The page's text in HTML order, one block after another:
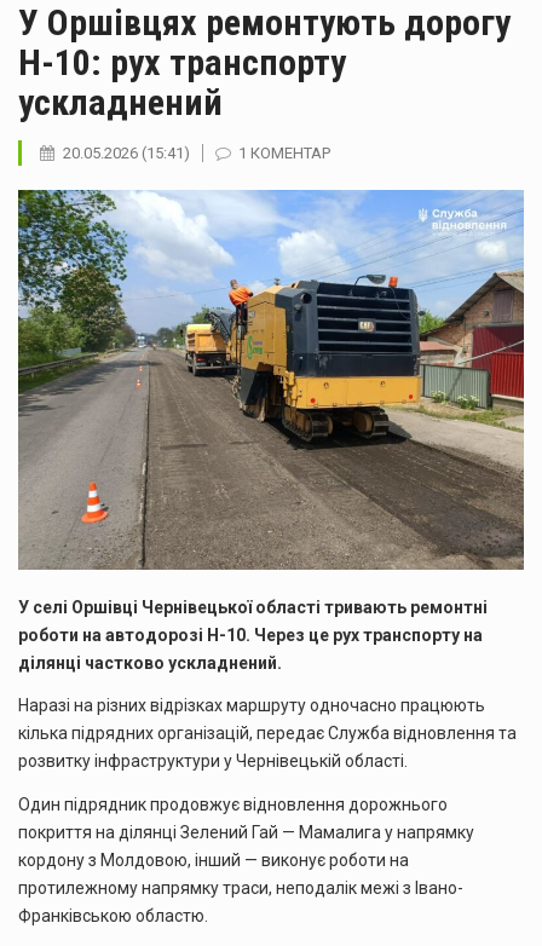
У Оршівцях ремонтують дорогу
Н-10: рух транспорту
ускладнений
20.05.2026 (15:41) 1 КОМЕНТАР
У селі Оршівці Чернівецької області тривають ремонтні
роботи на автодорозі Н-10. Через це рух транспорту на
ділянці частково ускладнений.
Наразі на різних відрізках маршруту одночасно працюють
кілька підрядних організацій, передає Служба відновлення та
розвитку інфраструктури у Чернівецькій області.
Один підрядник продовжує відновлення дорожнього
покриття на ділянці Зелений Гай — Мамалига у напрямку
кордону з Молдовою, інший — виконує роботи на
протилежному напрямку траси, неподалік межі з Івано-
Франківською областю.